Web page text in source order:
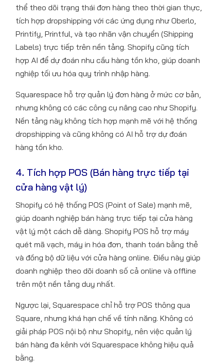
thể theo dõi trạng thái đơn hàng theo thời gian thực,
tích hợp dropshipping với các ứng dụng như Oberlo,
Printify, Printful, và tạo nhãn vận chuyển (Shipping
Labels) trực tiếp trên nền tảng. Shopify cũng tích
hợp AI để dự đoán nhu cầu hàng tồn kho, giúp doanh
nghiệp tối ưu hóa quy trình nhập hàng.
Squarespace hỗ trợ quản lý đơn hàng ở mức cơ bản,
nhưng không có các công cụ nâng cao như Shopify.
Nền tảng này không tích hợp mạnh mẽ với hệ thống
dropshipping và cũng không có AI hỗ trợ dự đoán
hàng tồn kho.
4. Tích hợp POS (Bán hàng trực tiếp tại
cửa hàng vật lý)
Shopify có hệ thống POS (Point of Sale) mạnh mẽ,
giúp doanh nghiệp bán hàng trực tiếp tại cửa hàng
vật lý một cách dễ dàng. Shopify POS hỗ trợ máy
quét mã vạch, máy in hóa đơn, thanh toán bằng thẻ
và đồng bộ dữ liệu với cửa hàng online. Điều này giúp
doanh nghiệp theo dõi doanh số cả online và offline
trên một nền tảng duy nhất.
Ngược lại, Squarespace chỉ hỗ trợ POS thông qua
Square, nhưng khá hạn chế về tính năng. Không có
giải pháp POS nội bộ như Shopify, nên việc quản lý
bán hàng đa kênh với Squarespace không hiệu quả
bằng.